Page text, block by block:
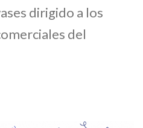
dirigido a los
del